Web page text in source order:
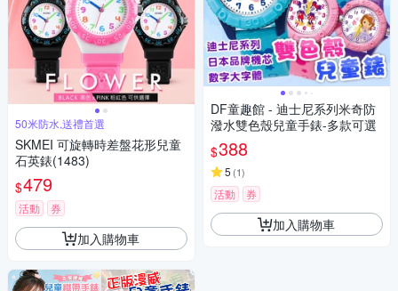
50米防水,送禮首選
SKMEI 可旋轉時差盤花形兒童
石英錶(1483)
$479
活動 券
加入購物車
DF童趣館 - 迪士尼系列米奇防
潑水雙色殼兒童手錶-多款可選
$388
5 (1)
活動 券
加入購物車